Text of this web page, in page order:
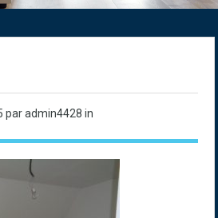
par admin4428 in